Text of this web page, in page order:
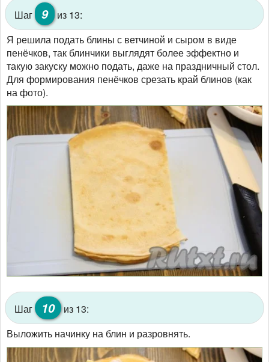
Шаг 9
из 13:
Я решила подать блины с ветчиной и сыром в виде
пенёчков, так блинчики выглядят более эффектно и
такую закуску можно подать, даже на праздничный стол.
Для формирования пенёчков срезать край блинов (как
на фото).
Шаг 10 из 13:
Выложить начинку на блин и разровнять.